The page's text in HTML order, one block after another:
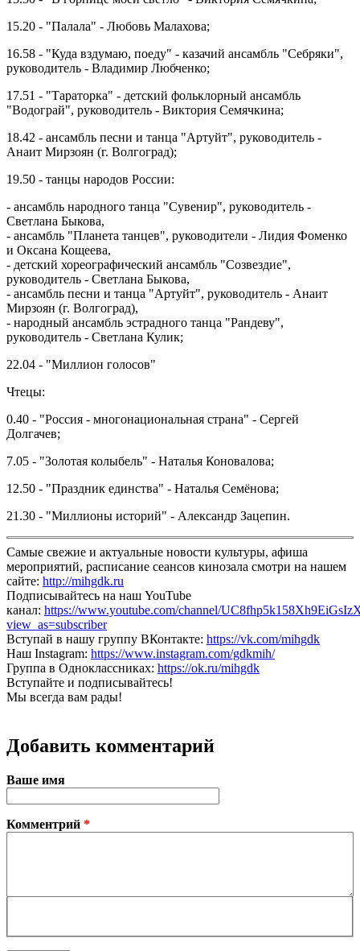
15.20 - "Палала" - Любовь Малахова;
16.58 - "Куда вздумаю, поеду" - казачий ансамбль "Себряки",
руководитель - Владимир Любченко;
17.51 - "Тараторка" - детский фольклорный ансамбль
"Водограй", руководитель - Виктория Семячкина;
18.42 - ансамбль песни и танца "Артуйт", руководитель -
Анаит Мирзоян (г. Волгоград);
19.50 - танцы народов России:
- ансамбль народного танца "Сувенир", руководитель -
Светлана Быкова,
- ансамбль "Планета танцев", руководители - Лидия Фоменко
и Оксана Кощеева,
- детский хореографический ансамбль "Созвездие",
руководитель - Светлана Быкова,
- ансамбль песни и танца "Артуйт", руководитель - Анаит
Мирзоян (г. Волгоград),
- народный ансамбль эстрадного танца "Рандеву",
руководитель - Светлана Кулик;
22.04 - "Миллион голосов"
Чтецы:
0.40 - "Россия - многонациональная страна" - Сергей
Долгачев;
7.05 - "Золотая колыбель" - Наталья Коновалова;
12.50 - "Праздник единства" - Наталья Семёнова;
21.30 - "Миллионы историй" - Александр Зацепин.
Самые свежие и актуальные новости культуры, афиша
мероприятий, расписание сеансов кинозала смотри на нашем
сайте: http://mihgdk.ru
Подписывайтесь на наш YouTube
канал: https://www.youtube.com/channel/
view_as=subscriber
Вступай в нашу группу ВКонтакте: https://vk.com/mihgdk
Наш Instagram: https://www.instagram.com/gdkmih/
Группа в Одноклассниках: https://ok.ru/mihgdk
Вступайте и подписывайтесь!
Мы всегда вам рады!
Добавить комментарий
Ваше имя
Комментрий *